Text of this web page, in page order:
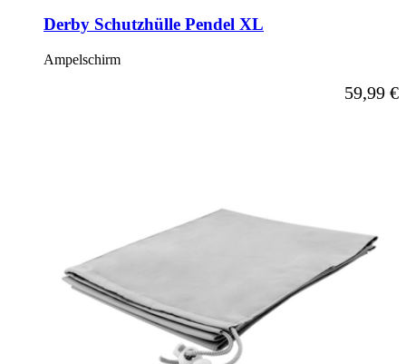
Derby Schutzhülle Pendel XL
Ampelschirm
59,99 €